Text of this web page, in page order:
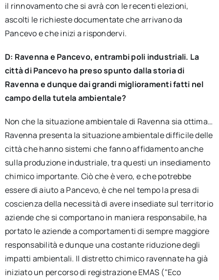
il rinnovamento che si avrà con le recenti elezioni,
ascolti le richieste documentate che arrivano da
Pancevo e che inizi a rispondervi.
D: Ravenna e Pancevo, entrambi poli industriali. La
città di Pancevo ha preso spunto dalla storia di
Ravenna e dunque dai grandi miglioramenti fatti nel
campo della tutela ambientale?
Non che la situazione ambientale di Ravenna sia ottima…
Ravenna presenta la situazione ambientale difficile delle
città che hanno sistemi che fanno affidamento anche
sulla produzione industriale, tra questi un insediamento
chimico importante. Ciò che è vero, e che potrebbe
essere di aiuto a Pancevo, è che nel tempo la presa di
coscienza della necessità di avere insediate sul territorio
aziende che si comportano in maniera responsabile, ha
portato le aziende a comportamenti di sempre maggiore
responsabilità e dunque una costante riduzione degli
impatti ambientali. Il distretto chimico ravennate ha già
iniziato un percorso di registrazione EMAS ("Eco